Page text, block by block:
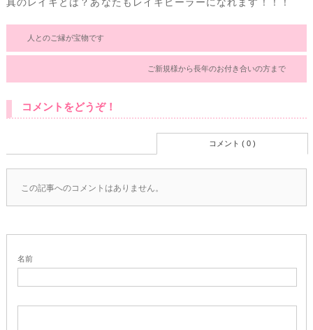
人とのご縁が宝物です
ご新規様から長年のお付き合いの方まで
コメントをどうぞ！
コメント ( 0 )
この記事へのコメントはありません。
名前